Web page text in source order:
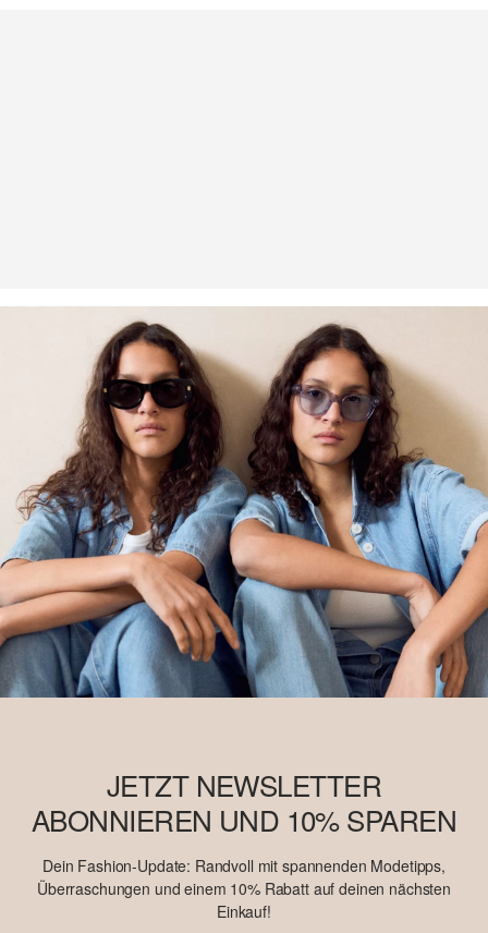
JETZT NEWSLETTER
ABONNIEREN UND 10% SPAREN
Dein Fashion-Update: Randvoll mit spannenden Modetipps,
Überraschungen und einem 10% Rabatt auf deinen nächsten
Einkauf!